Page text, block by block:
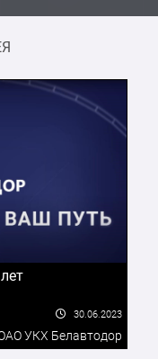
и обученным
и
строительной
базами, что
договорных
надежного и
в области
лесхоз
30.06.2023
УКХ Белавтодор